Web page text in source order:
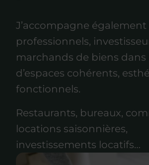
J’accompagne également
professionnels,
marchands de biens dans
d’espaces cohérents,
fonctionnels.
Restaurants, bureaux,
locations saisonnières,
investissements locatifs…